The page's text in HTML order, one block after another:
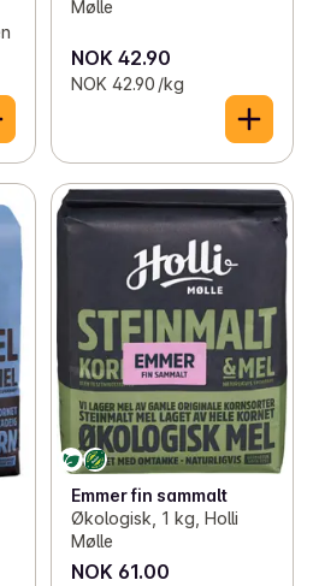
Mølle
NOK 42.90
NOK 42.90 /kg
Emmer fin sammalt
Økologisk, 1 kg, Holli
Mølle
NOK 61.00